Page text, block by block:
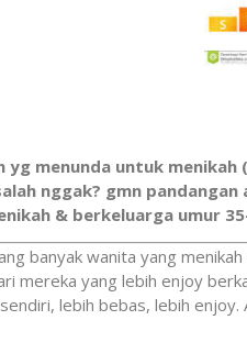
yg menunda untuk
nggak? gmn
& berkeluarga umur
banyak wanita yang
mereka yang lebih enjoy
lebih bebas, lebih